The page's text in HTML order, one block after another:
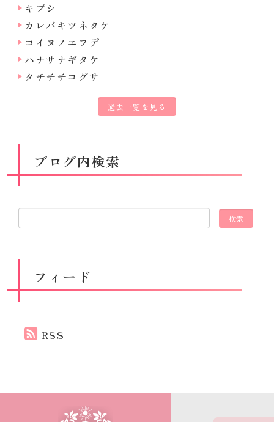
キブシ
カレバキツネタケ
コイヌノエフデ
ハナサナギタケ
タチチチコグサ
過去一覧を見る
ブログ内検索
フィード
RSS